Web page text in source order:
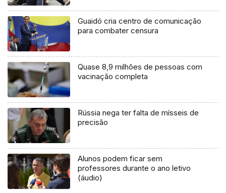
Guaidó cria centro de comunicação
para combater censura
Quase 8,9 milhões de pessoas com
vacinação completa
Rússia nega ter falta de mísseis de
precisão
Alunos podem ficar sem
professores durante o ano letivo
(áudio)